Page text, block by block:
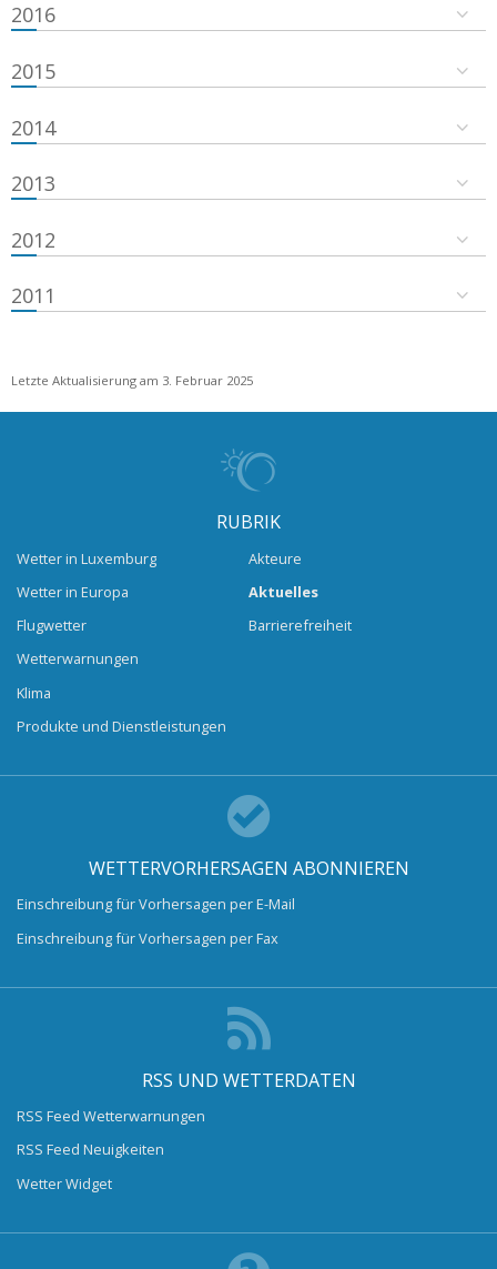
2016
2015
2014
2013
2012
2011
Letzte Aktualisierung am 3. Februar 2025
RUBRIK
Wetter in Luxemburg
Wetter in Europa
Flugwetter
Wetterwarnungen
Klima
Produkte und Dienstleistungen
Akteure
Aktuelles
Barrierefreiheit
WETTERVORHERSAGEN ABONNIEREN
Einschreibung für Vorhersagen per E-Mail
Einschreibung für Vorhersagen per Fax
RSS UND WETTERDATEN
RSS Feed Wetterwarnungen
RSS Feed Neuigkeiten
Wetter Widget